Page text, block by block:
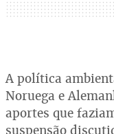
A política
Noruega e
aportes que
suspensão